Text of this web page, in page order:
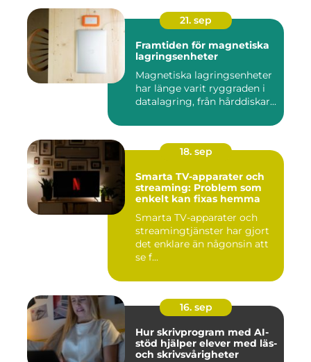
21. sep
Framtiden för magnetiska
lagringsenheter
Magnetiska lagringsenheter
har länge varit ryggraden i
datalagring, från hårddiskar...
18. sep
Smarta TV-apparater och
streaming: Problem som
enkelt kan fixas hemma
Smarta TV-apparater och
streamingtjänster har gjort
det enklare än någonsin att
se f...
16. sep
Hur skrivprogram med AI-
stöd hjälper elever med läs-
och skrivsvårigheter